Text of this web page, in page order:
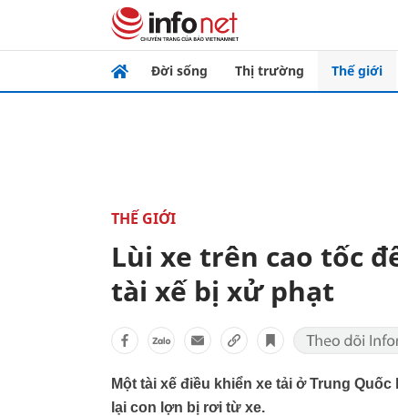
Đời sống Thị trường Thế giới
THẾ GIỚI
Lùi xe trên cao tốc
tài xế bị xử phạt
Một tài xế điều khiển xe tải ở Trung
lại con lợn bị rơi từ xe.